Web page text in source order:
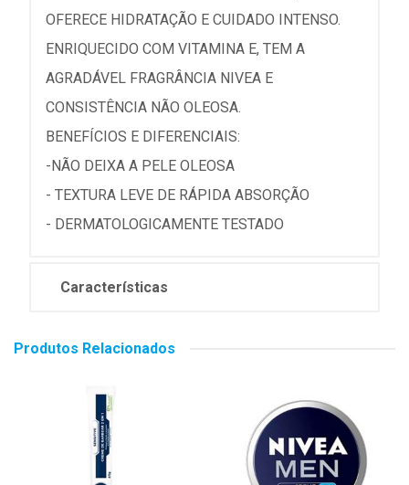
OFERECE HIDRATAÇÃO E CUIDADO INTENSO.
ENRIQUECIDO COM VITAMINA E, TEM A
AGRADÁVEL FRAGRÂNCIA NIVEA E
CONSISTÊNCIA NÃO OLEOSA.
BENEFÍCIOS E DIFERENCIAIS:
-NÃO DEIXA A PELE OLEOSA
- TEXTURA LEVE DE RÁPIDA ABSORÇÃO
- DERMATOLOGICAMENTE TESTADO
Características
Produtos Relacionados